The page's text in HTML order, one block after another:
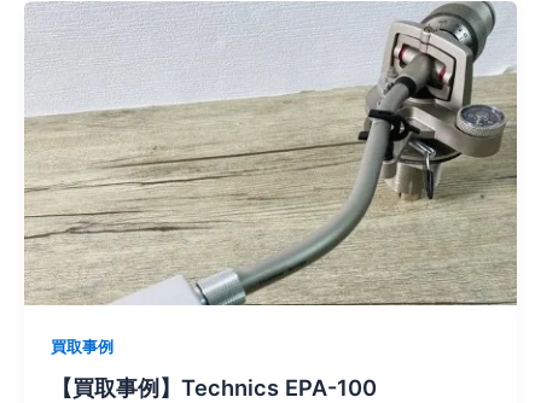
買取事例
【買取事例】Technics EPA-100